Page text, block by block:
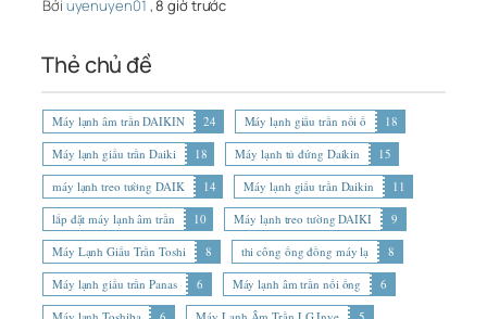
Bởi uyenuyen01 ,8 giờ trước
Thẻ chủ đề
Máy lạnh âm trần DAIKIN 24 Máy lạnh giấu trần nối ố
18
Máy lạnh giấu trần Daiki
18 Máy lạnh tủ đứng Daikin
15
máy lạnh treo tường DAIK
14 Máy lạnh giấu trần Daikin
11
lắp đặt máy lạnh âm trần
10 Máy lạnh treo tường DAIKI
9
Máy Lạnh Giấu Trần Toshi
8 thi công ống đồng máy lạ
8
Máy lạnh giấu trần Panas
6 Máy lạnh âm trần nối ống
6